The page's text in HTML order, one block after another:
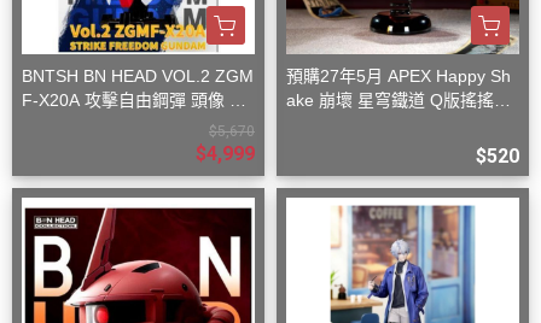
BNTSH BN HEAD VOL.2 ZGM
F-X20A 攻擊自由鋼彈 頭像 53
$5,670
$4,999
預購27年5月 APEX Happy Sh
ake 崩壞 星穹鐵道 Q版搖搖樂
$520